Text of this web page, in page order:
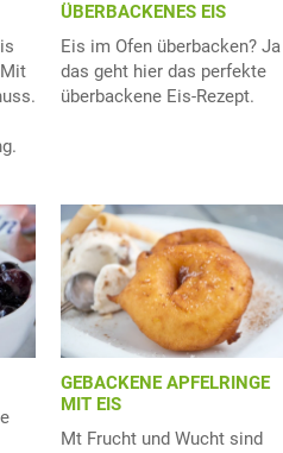
ÜBERBACKENES EIS
Eis im Ofen überbacken? Ja
das geht hier das perfekte
überbackene Eis-Rezept.
GEBACKENE APFELRINGE
MIT EIS
Mt Frucht und Wucht sind